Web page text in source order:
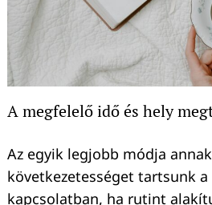
A megfelelő idő és hely
Az egyik legjobb módja
következetességet tartsunk
kapcsolatban, ha rutint